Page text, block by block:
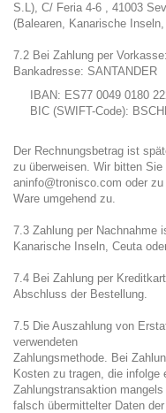
S.L), C/ Feria 4-6 , 41003
(Balearen, Kanarische
7.2 Bei Zahlung per Vorkasse:
Bankadresse: SANTANDER
IBAN: ES77 0049 0180
BIC (SWIFT-Code):
Der Rechnungsbetrag ist
zu überweisen. Wir bitten
aninfo@tronisco.com oder
Ware umgehend zu.
7.3 Zahlung per Nachnahme
Kanarische Inseln, Ceuta
7.4 Bei Zahlung per
Abschluss der Bestellung.
7.5 Die Auszahlung von
verwendeten
Zahlungsmethode. Bei
Kosten zu tragen, die infolge
Zahlungstransaktion
falsch übermittelter Daten